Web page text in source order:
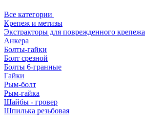
Все категории
Крепеж и метизы
Экстракторы для поврежденного крепежа
Анкера
Болты-гайки
Болт срезной
Болты 6-гранные
Гайки
Рым-болт
Рым-гайка
Шайбы - гровер
Шпилька резьбовая